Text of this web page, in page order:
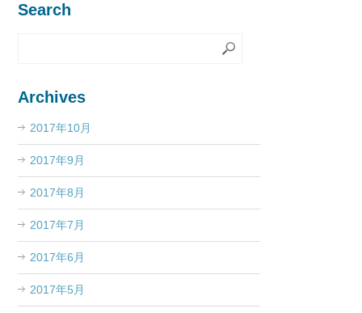
Search
Archives
2017年10月
2017年9月
2017年8月
2017年7月
2017年6月
2017年5月